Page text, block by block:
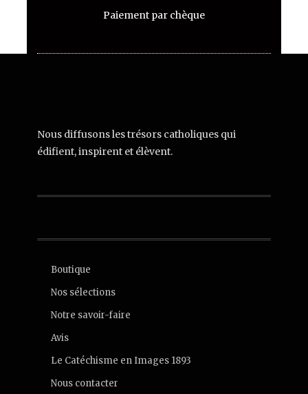
Paiement par chèque
Nous diffusons les trésors catholiques qui
édifient, inspirent et élèvent.
Boutique
Nos sélections
Notre savoir-faire
Avis
Le Catéchisme en Images 1893
Nous contacter